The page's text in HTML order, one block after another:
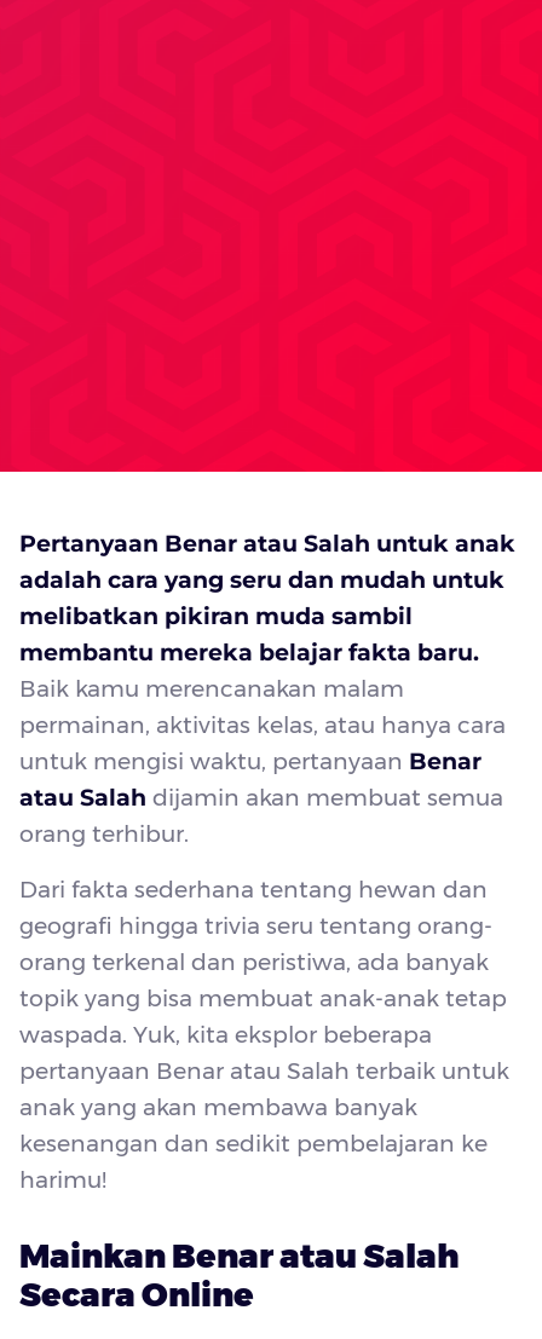
Pertanyaan Benar atau Salah untuk anak
adalah cara yang seru dan mudah untuk
melibatkan pikiran muda sambil
membantu mereka belajar fakta baru.
Baik kamu merencanakan malam
permainan, aktivitas kelas, atau hanya cara
untuk mengisi waktu, pertanyaan Benar
atau Salah dijamin akan membuat semua
orang terhibur.
Dari fakta sederhana tentang hewan dan
geografi hingga trivia seru tentang orang-
orang terkenal dan peristiwa, ada banyak
topik yang bisa membuat anak-anak tetap
waspada. Yuk, kita eksplor beberapa
pertanyaan Benar atau Salah terbaik untuk
anak yang akan membawa banyak
kesenangan dan sedikit pembelajaran ke
harimu!
Mainkan Benar atau Salah
Secara Online